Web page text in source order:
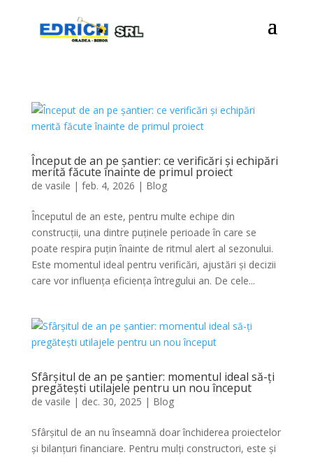
Început de an pe șantier: ce verificări și echipări
merită făcute înainte de primul proiect
de vasile | feb. 4, 2026 | Blog
Începutul de an este, pentru multe echipe din
construcții, una dintre puținele perioade în care se
poate respira puțin înainte de ritmul alert al sezonului.
Este momentul ideal pentru verificări, ajustări și decizii
care vor influența eficiența întregului an. De cele...
Sfârșitul de an pe șantier: momentul ideal să-ți
pregătești utilajele pentru un nou început
de vasile | dec. 30, 2025 | Blog
Sfârșitul de an nu înseamnă doar închiderea proiectelor
și bilanțuri financiare. Pentru mulți constructori, este și